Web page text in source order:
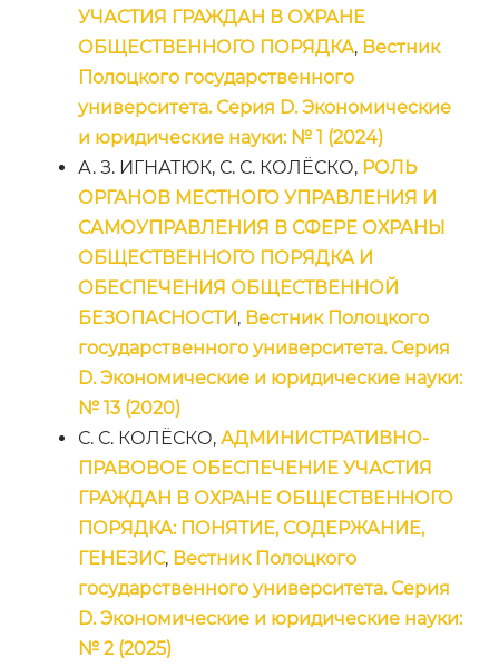
УЧАСТИЯ ГРАЖДАН В ОХРАНЕ
ОБЩЕСТВЕННОГО ПОРЯДКА, Вестник
Полоцкого государственного
университета. Серия D. Экономические
и юридические науки: № 1 (2024)
А. З. ИГНАТЮК, С. С. КОЛЁСКО, РОЛЬ
ОРГАНОВ МЕСТНОГО УПРАВЛЕНИЯ И
САМОУПРАВЛЕНИЯ В СФЕРЕ ОХРАНЫ
ОБЩЕСТВЕННОГО ПОРЯДКА И
ОБЕСПЕЧЕНИЯ ОБЩЕСТВЕННОЙ
БЕЗОПАСНОСТИ, Вестник Полоцкого
государственного университета. Серия
D. Экономические и юридические науки:
№ 13 (2020)
С. С. КОЛЁСКО, АДМИНИСТРАТИВНО-
ПРАВОВОЕ ОБЕСПЕЧЕНИЕ УЧАСТИЯ
ГРАЖДАН В ОХРАНЕ ОБЩЕСТВЕННОГО
ПОРЯДКА: ПОНЯТИЕ, СОДЕРЖАНИЕ,
ГЕНЕЗИС, Вестник Полоцкого
государственного университета. Серия
D. Экономические и юридические науки:
№ 2 (2025)